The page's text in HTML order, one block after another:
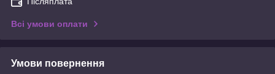
Всі умови оплати
Умови повернення